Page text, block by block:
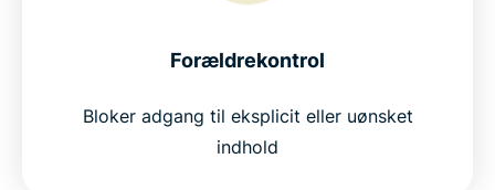
Forældrekontrol
Bloker adgang til eksplicit eller uønsket
indhold